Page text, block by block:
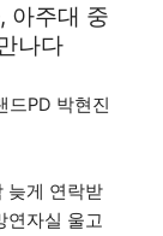
아주대 중
나다
드PD 박현진
늦게 연락받
연자실 울고